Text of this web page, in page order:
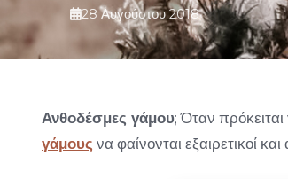
28 Αυγούστου 2018
Ανθοδέσμες γάμου; Όταν
γάμους να φαίνονται εξαιρετικοί